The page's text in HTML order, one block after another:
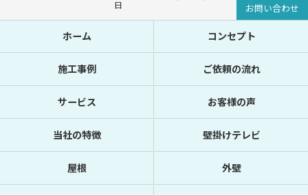
日
お問い合わせ
ホーム コンセプト
施工事例 ご依頼の流れ
サービス お客様の声
当社の特徴 壁掛けテレビ
屋根 外壁